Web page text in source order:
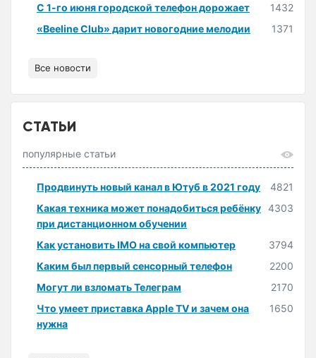
С 1-го июня городской телефон дорожает
1432
«Beeline Club» дарит новогодние мелодии
1371
Все новости
СТАТЬИ
популярные статьи
Продвинуть новый канал в Ютуб в 2021 году
4821
Какая техника может понадобиться ребёнку
при дистанционном обучении
4303
Как установить IMO на свой компьютер
3794
Каким был первый сенсорный телефон
2200
Могут ли взломать Телеграм
2170
Что умеет приставка Apple TV и зачем она
нужна
1650